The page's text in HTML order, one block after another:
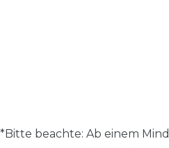
*Bitte beachte: Ab einem